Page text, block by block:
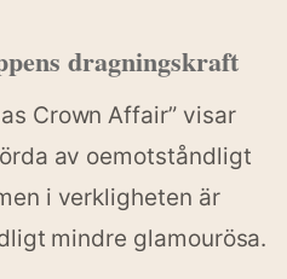
dragningskraft
Crown Affair” visar
av oemotståndligt
i verkligheten är
mindre glamourösa.